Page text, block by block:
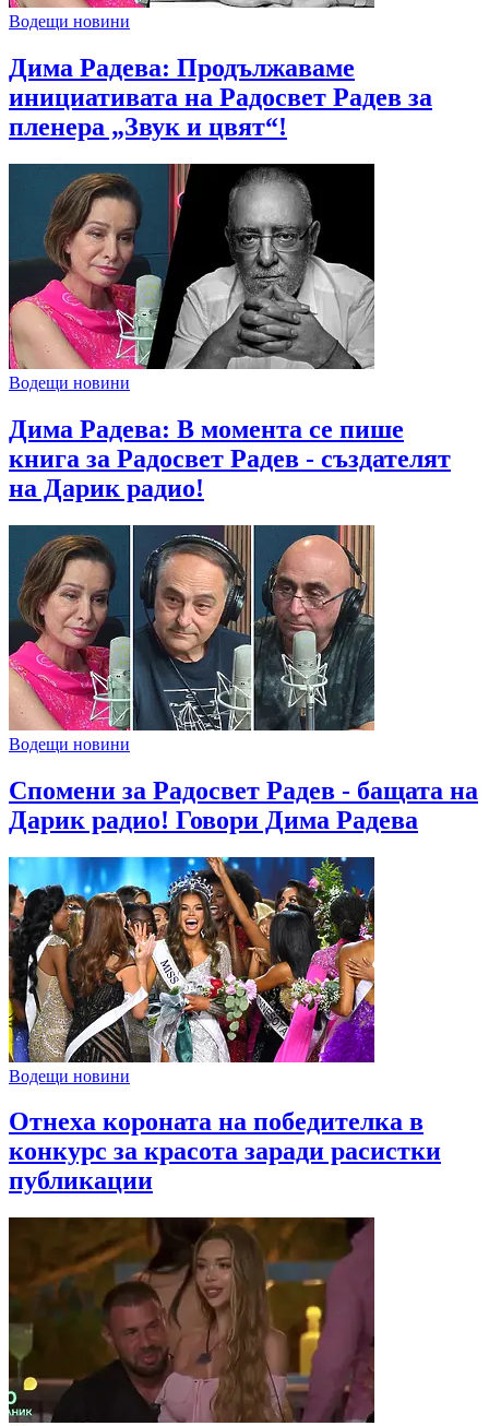
Водещи новини
Дима Радева: Продължаваме
инициативата на Радосвет Радев за
пленера „Звук и цвят“!
Водещи новини
Дима Радева: В момента се пише
книга за Радосвет Радев - създателят
на Дарик радио!
Водещи новини
Спомени за Радосвет Радев - бащата на
Дарик радио! Говори Дима Радева
Водещи новини
Отнеха короната на победителка в
конкурс за красота заради расистки
публикации